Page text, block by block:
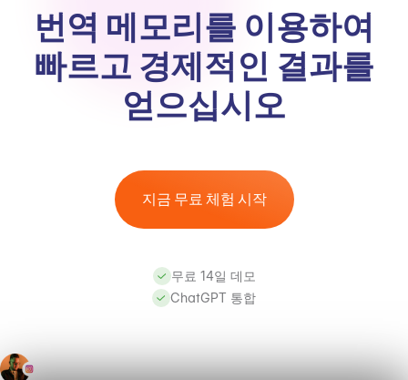
번역 메모리를 이용하여
빠르고 경제적인 결과를
얻으십시오
지금 무료 체험 시작
무료 14일 데모
ChatGPT 통합